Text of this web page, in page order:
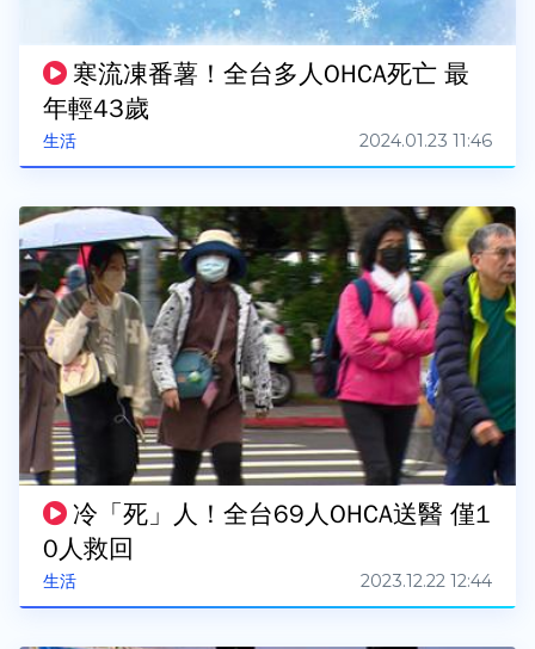
生活
寒流凍番薯！全台多人OHCA死亡 最
年輕43歲
2024.01.23 11:46
生活
冷「死」人！全台69人OHCA送醫 僅1
0人救回
2023.12.22 12:44